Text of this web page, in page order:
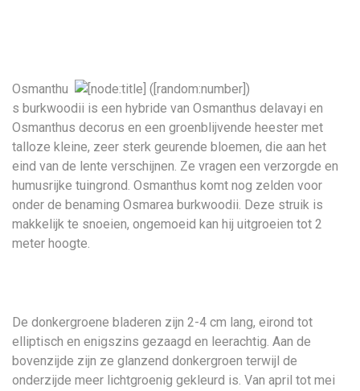
Osmanthu
s burkwoodii is een hybride van Osmanthus delavayi en
Osmanthus decorus en een groenblijvende heester met
talloze kleine, zeer sterk geurende bloemen, die aan het
eind van de lente verschijnen. Ze vragen een verzorgde en
humusrijke tuingrond. Osmanthus komt nog zelden voor
onder de benaming Osmarea burkwoodii. Deze struik is
makkelijk te snoeien, ongemoeid kan hij uitgroeien tot 2
meter hoogte.
De donkergroene bladeren zijn 2-4 cm lang, eirond tot
elliptisch en enigszins gezaagd en leerachtig. Aan de
bovenzijde zijn ze glanzend donkergroen terwijl de
onderzijde meer lichtgroenig gekleurd is. Van april tot mei